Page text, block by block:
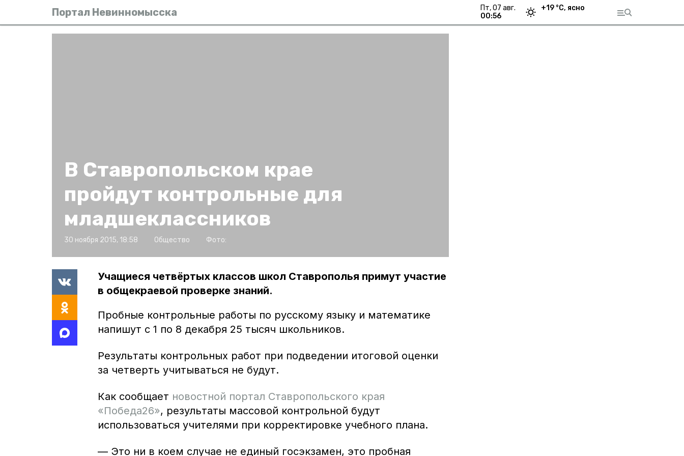
Портал Невинномысска
пт, 07 авг.
00:56
+19 °С, ясно
В Ставропольском крае
пройдут контрольные для
младшеклассников
30 ноября 2015, 18:58 Общество Фото:
Учащиеся четвёртых классов школ Ставрополья примут участие
в общекраевой проверке знаний.
Пробные контрольные работы по русскому языку и математике
напишут с 1 по 8 декабря 25 тысяч школьников.
Результаты контрольных работ при подведении итоговой оценки
за четверть учитываться не будут.
Как сообщает новостной портал Ставропольского края
«Победа26», результаты массовой контрольной будут
использоваться учителями при корректировке учебного плана.
— Это ни в коем случае не единый госэкзамен, это пробная